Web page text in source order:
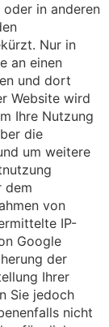
in anderen
Nur in
an einen
und dort
Website wird
Ihre Nutzung
die
um weitere
dem
von
IP-
Google
der
Ihrer
Sie jedoch
nicht